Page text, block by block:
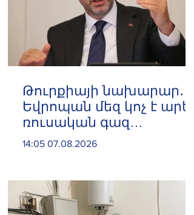
Թուրքիայի նախարար․
Եվրոպան մեզ կոչ է արել
ռուսական գազ
չմատակարարել
14:05 07.08.2026